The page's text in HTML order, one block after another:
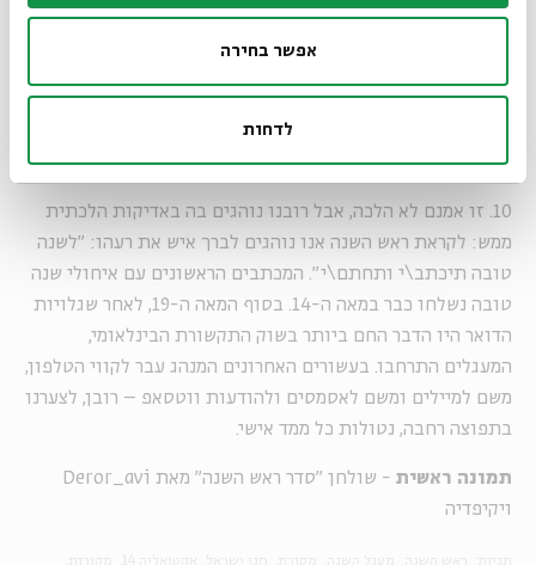
אפשר בחירה
לדחות
הוזכרו גם אכילת רימון ודגים. בהמשך נכנסו לתמונה עוגות
במאכלים חמוצים או חריפים, וגם באגוזים. ואם כבר המלצות,
מומלץ גם שלא לישון בראש השנה, כיוון שיש האומרים שכל הישן
בראש השנה, מזלו ישן. ואם כבר לישון, אז רק אחרי חצות היום.
10. זו אמנם לא הלכה, אבל רובנו נוהגים בה באדיקות הלכתית
ממש: לקראת ראש השנה אנו נוהגים לברך איש את רעהו: "לשנה
טובה תיכתב\י ותחתם\י". המכתבים הראשונים עם איחולי שנה
טובה נשלחו כבר במאה ה-14. בסוף המאה ה-19, לאחר שגלויות
הדואר היו הדבר החם ביותר בשוק התקשורת הבינלאומי,
המעגלים התרחבו. בעשורים האחרונים המנהג עבר לקווי הטלפון,
משם למיילים ומשם לאסמסים ולהודעות ווטסאפ – רובן, לצערנו
בתפוצה רחבה, נטולות כל ממד אישי.
תמונה ראשית
- שולחן "סדר ראש השנה" מאת Deror_avi
ויקיפדיה